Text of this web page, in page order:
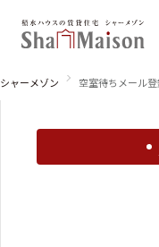
シャーメゾン 空室待ちメール
空室お知ら
空室お知らせメール